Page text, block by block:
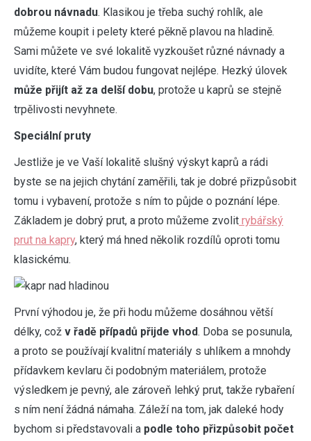
dobrou návnadu. Klasikou je třeba suchý rohlík, ale
můžeme koupit i pelety které pěkně plavou na hladině.
Sami můžete ve své lokalitě vyzkoušet různé návnady a
uvidíte, které Vám budou fungovat nejlépe. Hezký úlovek
může přijít až za delší dobu, protože u kaprů se stejně
trpělivosti nevyhnete.
Speciální pruty
Jestliže je ve Vaší lokalitě slušný výskyt kaprů a rádi
byste se na jejich chytání zaměřili, tak je dobré přizpůsobit
tomu i vybavení, protože s ním to půjde o poznání lépe.
Základem je dobrý prut, a proto můžeme zvolit rybářský
prut na kapry, který má hned několik rozdílů oproti tomu
klasickému.
První výhodou je, že při hodu můžeme dosáhnou větší
délky, což v řadě případů přijde vhod. Doba se posunula,
a proto se používají kvalitní materiály s uhlíkem a mnohdy
přídavkem kevlaru či podobným materiálem, protože
výsledkem je pevný, ale zároveň lehký prut, takže rybaření
s ním není žádná námaha. Záleží na tom, jak daleké hody
bychom si představovali a podle toho přizpůsobit počet